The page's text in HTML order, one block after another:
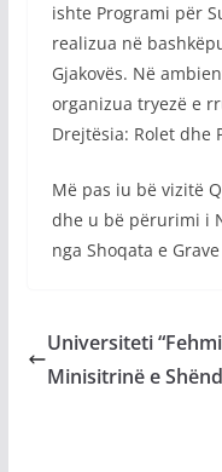
ishte Programi për
realizua në
Gjakovës. Në
organizua tryezë e
Drejtësia: Rolet dhe
Më pas iu bë vizitë
dhe u bë përurimi i
nga Shoqata e
Universiteti
Minisitrinë e